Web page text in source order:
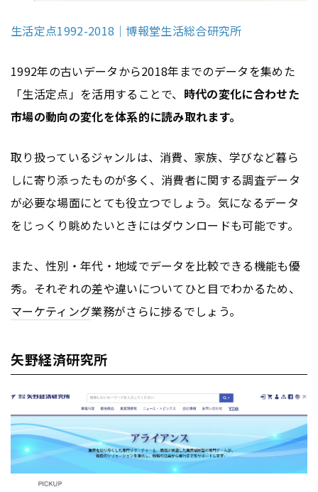
生活定点1992-2018｜博報堂生活総合研究所
1992年の古いデータから2018年までのデータを集めた
「生活定点」を活用することで、 時代の変化に合わせた
市場の動向の変化を体系的に読み取れます。
取り扱っているジャンルは、消費、家族、学びなど暮ら
しに寄り添ったものが多く、消費者に関する調査データ
が必要な場面にとても役立つでしょう。気になるデータ
をじっくり眺めたいときにはダウンロードも可能です。
また、性別・年代・地域でデータを比較できる機能も優
秀。それぞれの差や違いについてひと目でわかるため、
マーケティング業務がさらに捗るでしょう。
矢野経済研究所